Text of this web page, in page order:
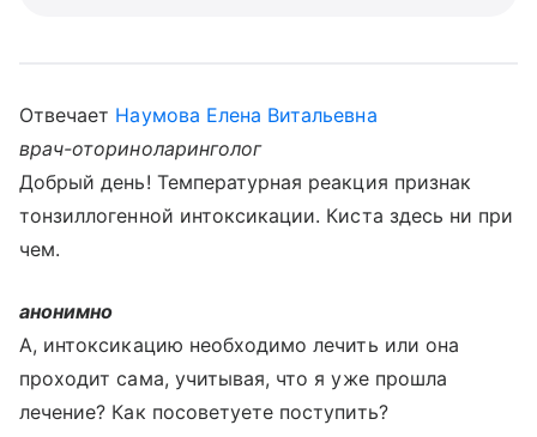
Отвечает Наумова Елена Витальевна
врач-оториноларинголог
Добрый день! Температурная реакция признак
тонзиллогенной интоксикации. Киста здесь ни при
чем.
анонимно
А, интоксикацию необходимо лечить или она
проходит сама, учитывая, что я уже прошла
лечение? Как посоветуете поступить?